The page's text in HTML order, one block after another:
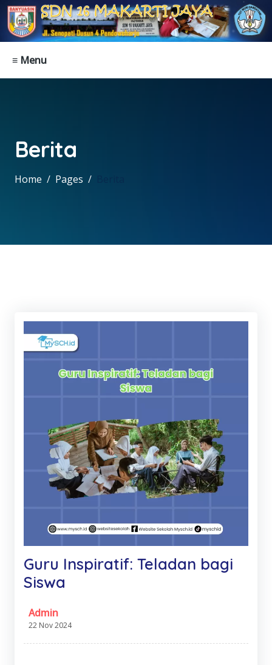
≡ Menu
Berita
Home Pages
Guru Inspiratif: Teladan bagi
Siswa
Admin
22 Nov 2024